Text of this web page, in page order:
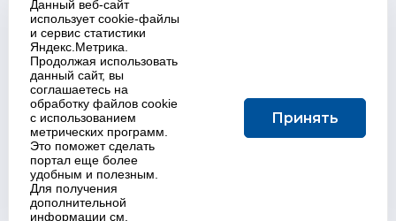
2018 года.
Свидетельство о регистрации Эл № ФС77-73321
Учредитель: Администрация (исполнительно-
распорядительный орган) городского округа "Город
Обнинск". Главный редактор: Байкова Е.А.
Адрес электронной почты Редакции:
redactor@admobninsk.ru
Телефон Редакции: +7 (484) 395-85-85
Настоящий ресурс содержит материалы 18+
Политика в отношении обработки персональных
Данный веб-сайт
использует cookie-файлы
и сервис статистики
Яндекс.Метрика.
Продолжая использовать
данный сайт, вы
соглашаетесь на
обработку файлов cookie
с использованием
метрических программ.
Это поможет сделать
портал еще более
удобным и полезным.
Для получения
дополнительной
информации см.
Принять